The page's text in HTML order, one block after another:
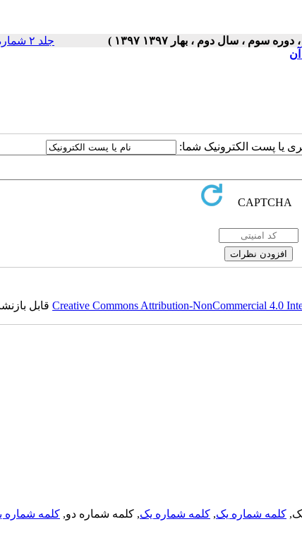
جلد ۲ شماره ۲۱ صفحات ۵-۱
یا پست الکترونیک شما:
Creative Commons Attribution-NonCommercial 4.0قابل
کلمه شماره یک, کلمه شماره یک, کلمه شماره دو, کلمه شماره